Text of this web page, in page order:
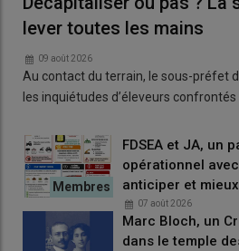
lever toutes les mains
09 août 2026
Au contact du terrain, le sous-préfet
les inquiétudes d’éleveurs confrontés
FDSEA et JA, un
opérationnel
anticiper et
07 août 2026
Marc Bloch, un
dans le temple